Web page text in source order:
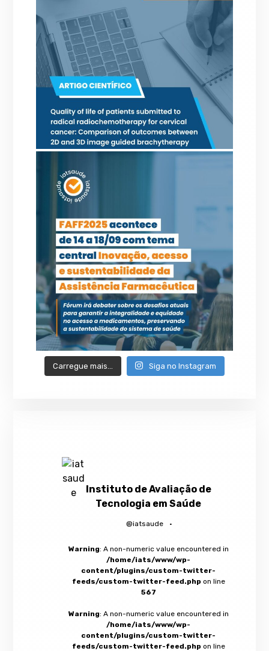
Carregue mais… Siga no Instagram
Instituto de Avaliação de
Tecnologia em Saúde
@iatsaude ·
Warning: A non-numeric value encountered in
/home/iats/www/wp-
content/plugins/custom-twitter-
feeds/custom-twitter-feed.php on line
567
Warning: A non-numeric value encountered in
/home/iats/www/wp-
content/plugins/custom-twitter-
feeds/custom-twitter-feed.php on line